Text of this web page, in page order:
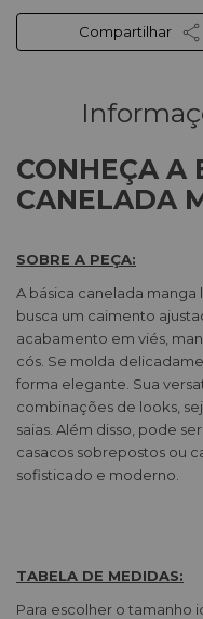
Compartilhar
CONHEÇA A
CANELADA
SOBRE A PEÇA:
A básica canelada
busca um caimento
acabamento em viés,
cós. Se molda
forma elegante. Sua
combinações de looks,
saias. Além disso, pode
casacos sobrepostos ou
sofisticado e moderno.
TABELA DE MEDIDAS:
Para escolher o tamanho